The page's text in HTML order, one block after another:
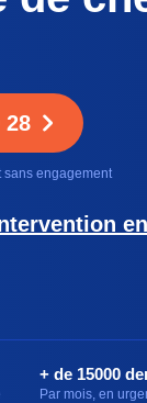
28
sans engagement
+ de 15000
Par mois, en